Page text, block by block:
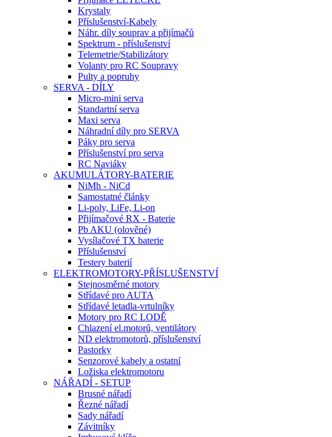
Krystaly
Příslušenství-Kabely
Náhr. díly souprav a přijímačů
Spektrum - příslušenství
Telemetrie/Stabilizátory
Volanty pro RC Soupravy
Pulty a popruhy
SERVA - DÍLY
Micro-mini serva
Standartní serva
Maxi serva
Náhradní díly pro SERVA
Páky pro serva
Příslušenství pro serva
RC Naviáky
AKUMULÁTORY-BATERIE
NiMh - NiCd
Samostatné články
Li-poly, LiFe, Li-on
Přijímačové RX - Baterie
Pb AKU (olověné)
Vysílačové TX baterie
Příslušenství
Testery baterií
ELEKTROMOTORY-PŘÍSLUŠENSTVÍ
Stejnosměrné motory
Střídavé pro AUTA
Střídavé letadla-vrtulníky
Motory pro RC LODĚ
Chlazení el.motorů, ventilátory
ND elektromotorů, příslušenství
Pastorky
Senzorové kabely a ostatní
Ložiska elektromotoru
NÁŘADÍ - SETUP
Brusné nářadí
Řezné nářadí
Sady nářadí
Závitníky